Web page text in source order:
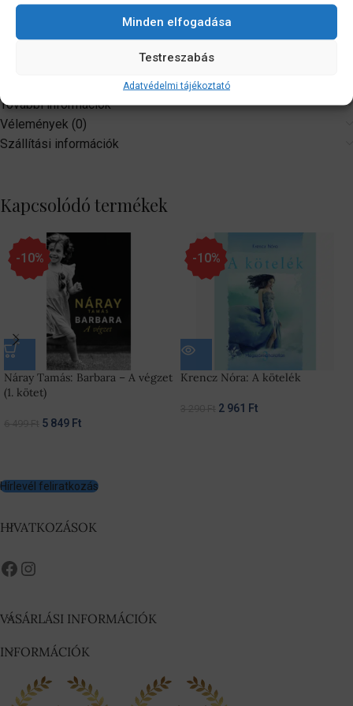
Minden elfogadása
Testreszabás
Adatvédelmi tájékoztató
az ember számára nincs más alternatívája. Szabad ember az, aki nem
okoz másoknak szenvedést. „A legjobb védekezés a feltámadás.”
Visky András (1957) költő, író, dramaturg, Kolozsváron él.
További információk
Vélemények (0)
Szállítási információk
Kapcsolódó termékek
-10%
Náray Tamás: Barbara – A végzet
(1. kötet)
5 849 Ft
-10%
Krencz Nóra: A kötelék
2 961 Ft
Hírlevél feliratkozás
HIVATKOZÁSOK
VÁSÁRLÁSI INFORMÁCIÓK
INFORMÁCIÓK